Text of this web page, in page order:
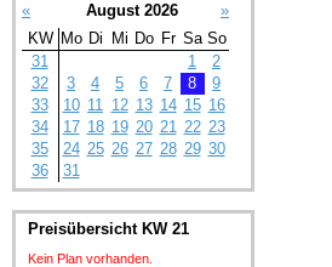
« August 2026
»
KW Mo Di Mi Do Fr Sa So
31
1
2
32
3 4 5 6 7 8
9
33
10 11 12 13 14 15 16
34
17 18 19 20 21 22 23
35
24 25 26 27 28 29 30
36
31
Preisübersicht KW 21
Kein Plan vorhanden.